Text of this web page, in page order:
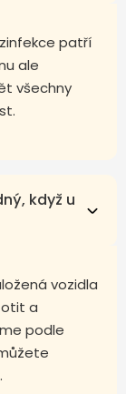
patří
ale
všechny
když u
vozidla
a
podle